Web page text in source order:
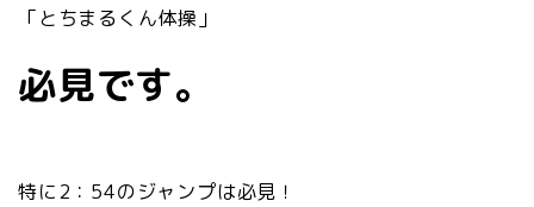
「とちまるくん体操」
必見です。
特に2：54のジャンプは必見！